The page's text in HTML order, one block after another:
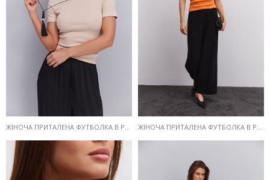
ЖІНОЧА ПРИТАЛЕНА ФУТБОЛКА В РУБЧИК СВІТЛО-БЕЖЕВА ЖІНОЧА ПРИТАЛЕНА ФУТБОЛКА В РУБЧИК ПОМАРАНЧЕВА